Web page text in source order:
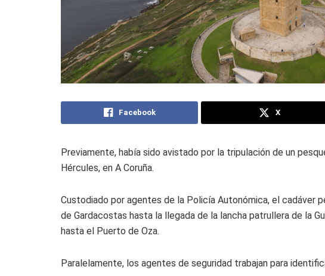
Facebook X
Previamente, había sido avistado por la tripulación de un
Hércules, en A Coruña.
Custodiado por agentes de la Policía Autonómica, el cadáver
de Gardacostas hasta la llegada de la lancha patrullera de la
hasta el Puerto de Oza.
Paralelamente, los agentes de seguridad trabajan para